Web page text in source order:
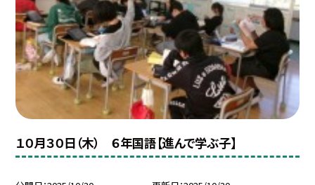
１０月３０日（木） ６年国語【進んで学ぶ子】